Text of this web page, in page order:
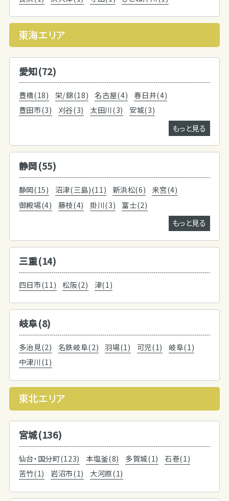
東海エリア
愛知(72)
豊橋(18) 栄/錦(18) 名古屋(4)
春日井(4)
豊田市(3)
刈谷(3) 太田川(3)
安城(3)
もっと見る
静岡(55)
静岡(15) 沼津(三島)(11) 新浜松(6)
来宮(4)
御殿場(4)
藤枝(4) 掛川(3)
富士(2)
もっと見る
三重(14)
四日市(11) 松阪(2) 津(1)
岐阜(8)
多治見(2) 名鉄岐阜(2) 羽場(1) 可児(1)
岐阜(1)
中津川(1)
東北エリア
宮城(136)
仙台・国分町(123) 本塩釜(8) 多賀城(1)
石巻(1)
苦竹(1)
岩沼市(1) 大河原(1)